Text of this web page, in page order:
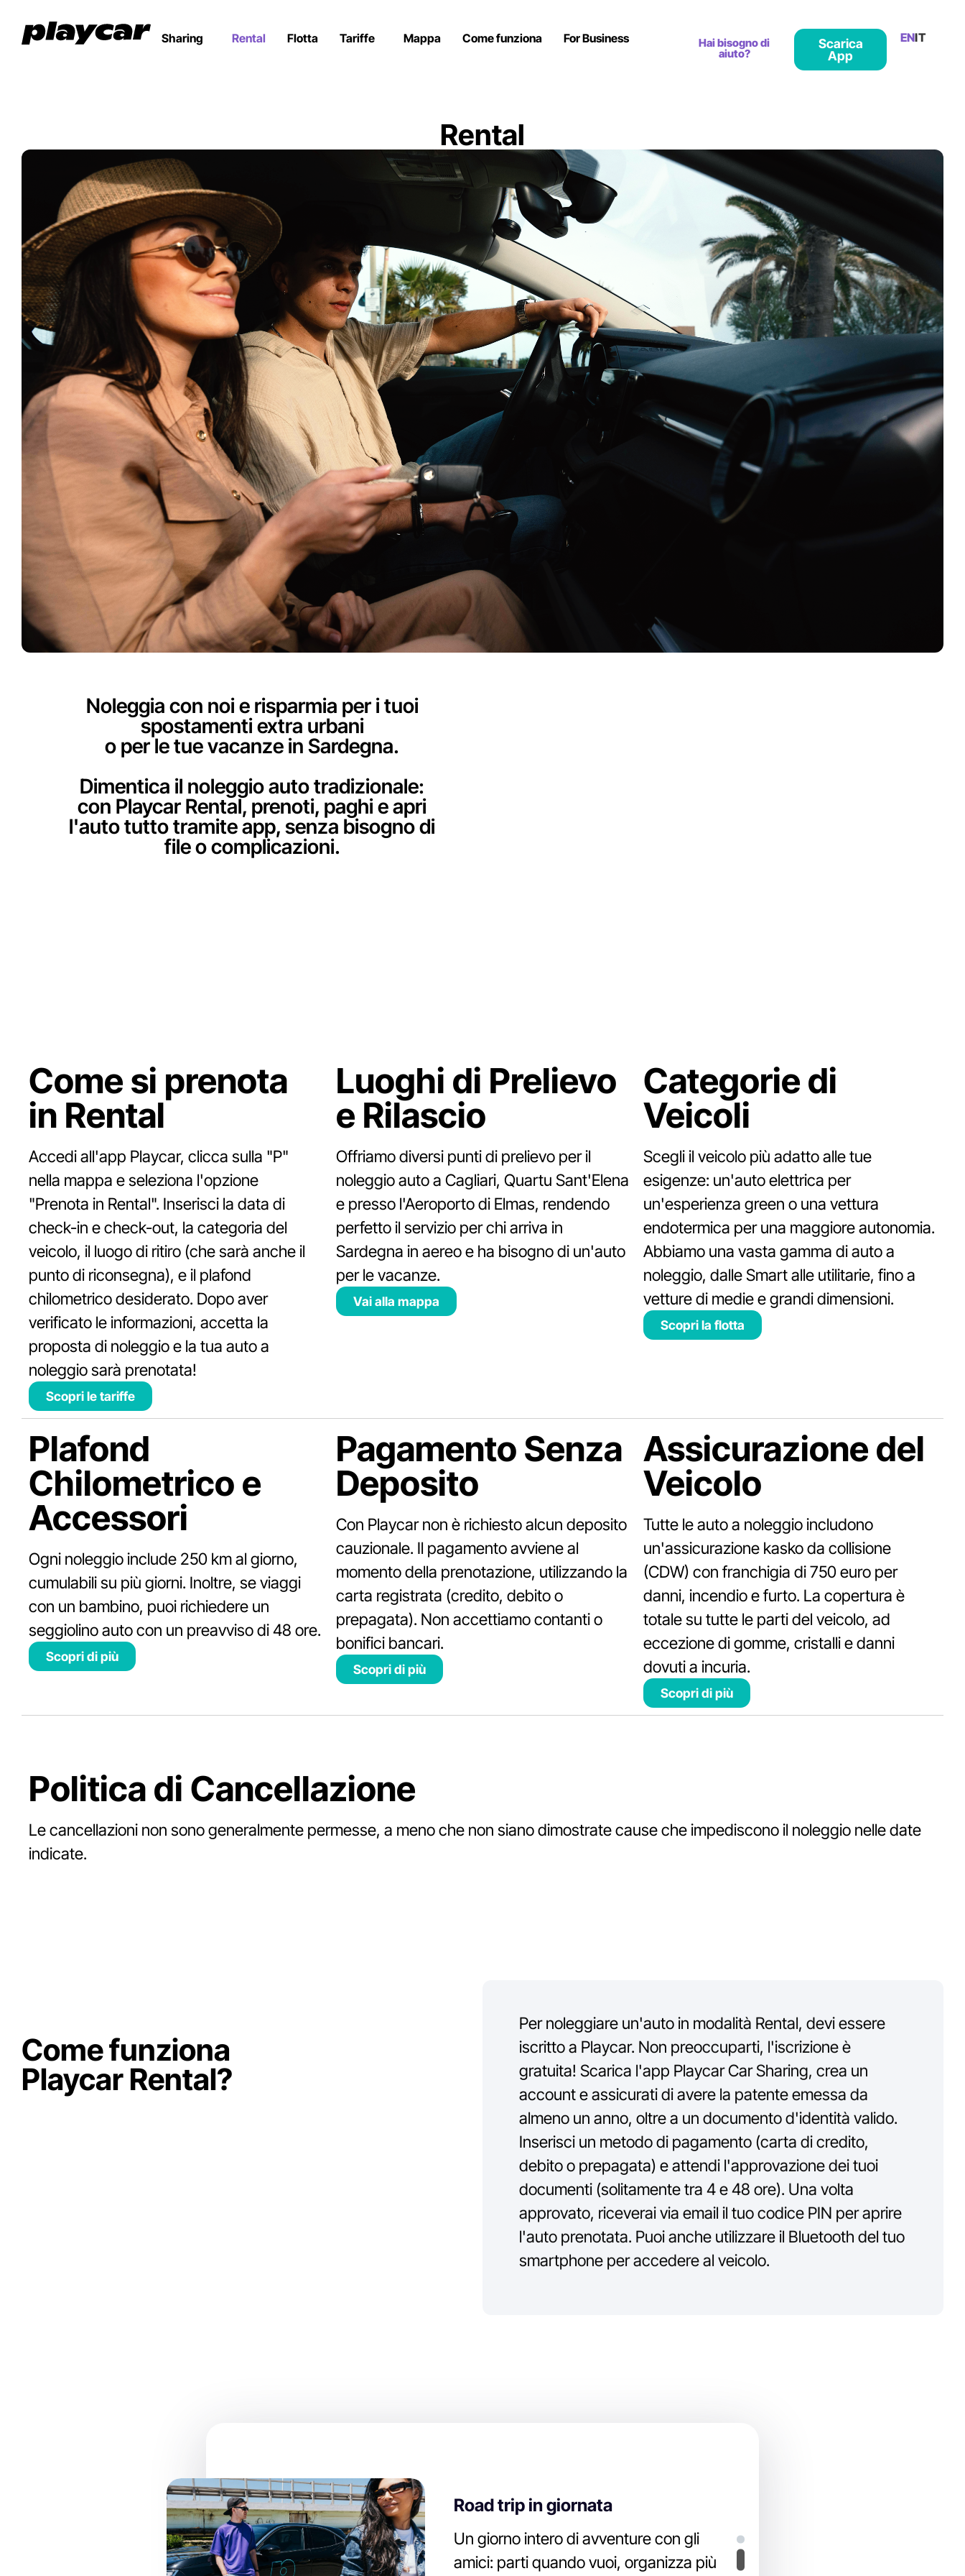
Sharing Rental Flotta Tariffe Mappa Come funziona For Business Hai bisogno di
aiuto?
Scarica
App
ENIT
Rental
Noleggia con noi e risparmia per i tuoi
spostamenti extra urbani
o per le tue vacanze in Sardegna.
Dimentica il noleggio auto tradizionale:
con Playcar Rental, prenoti, paghi e apri
l'auto tutto tramite app, senza bisogno di
file o complicazioni.
Come si prenota
in Rental
Accedi all'app Playcar, clicca sulla "P"
nella mappa e seleziona l'opzione
"Prenota in Rental". Inserisci la data di
check-in e check-out, la categoria del
veicolo, il luogo di ritiro (che sarà anche il
punto di riconsegna), e il plafond
chilometrico desiderato. Dopo aver
verificato le informazioni, accetta la
proposta di noleggio e la tua auto a
noleggio sarà prenotata!
Scopri le tariffe
Luoghi di Prelievo
e Rilascio
Offriamo diversi punti di prelievo per il
noleggio auto a Cagliari, Quartu Sant'Elena
e presso l'Aeroporto di Elmas, rendendo
perfetto il servizio per chi arriva in
Sardegna in aereo e ha bisogno di un'auto
per le vacanze.
Vai alla mappa
Categorie di
Veicoli
Scegli il veicolo più adatto alle tue
esigenze: un'auto elettrica per
un'esperienza green o una vettura
endotermica per una maggiore autonomia.
Abbiamo una vasta gamma di auto a
noleggio, dalle Smart alle utilitarie, fino a
vetture di medie e grandi dimensioni.
Scopri la flotta
Plafond
Chilometrico e
Accessori
Ogni noleggio include 250 km al giorno,
cumulabili su più giorni. Inoltre, se viaggi
con un bambino, puoi richiedere un
seggiolino auto con un preavviso di 48 ore.
Scopri di più
Pagamento Senza
Deposito
Con Playcar non è richiesto alcun deposito
cauzionale. Il pagamento avviene al
momento della prenotazione, utilizzando la
carta registrata (credito, debito o
prepagata). Non accettiamo contanti o
bonifici bancari.
Scopri di più
Assicurazione del
Veicolo
Tutte le auto a noleggio includono
un'assicurazione kasko da collisione
(CDW) con franchigia di 750 euro per
danni, incendio e furto. La copertura è
totale su tutte le parti del veicolo, ad
eccezione di gomme, cristalli e danni
dovuti a incuria.
Scopri di più
Politica di Cancellazione
Le cancellazioni non sono generalmente permesse, a meno che non siano dimostrate cause che impediscono il noleggio nelle date
indicate.
Come funziona
Playcar Rental?
Per noleggiare un'auto in modalità Rental, devi essere
iscritto a Playcar. Non preoccuparti, l'iscrizione è
gratuita! Scarica l'app Playcar Car Sharing, crea un
account e assicurati di avere la patente emessa da
almeno un anno, oltre a un documento d'identità valido.
Inserisci un metodo di pagamento (carta di credito,
debito o prepagata) e attendi l'approvazione dei tuoi
documenti (solitamente tra 4 e 48 ore). Una volta
approvato, riceverai via email il tuo codice PIN per aprire
l'auto prenotata. Puoi anche utilizzare il Bluetooth del tuo
smartphone per accedere al veicolo.
Un giorno intero di avventure con gli